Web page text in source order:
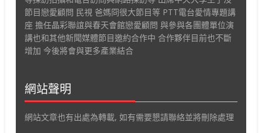
節目戀愛顧問 民視 爸媽冏很大節目等 PTT電台愛情專題講
座 擔任晶彩聯誼與春天會館戀愛顧問 與參與各團體單位演
講也和其他新聞媒體節目邀約合作中 合作夥伴目前也不斷
增加 今後將會與更多產業結合
網站聲明
網站文章也有出處為轉載, 如有需要懇請聯絡並將刪除處理